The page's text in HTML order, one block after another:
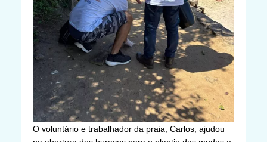
O voluntário e trabalhador da praia, Carlos, ajudou